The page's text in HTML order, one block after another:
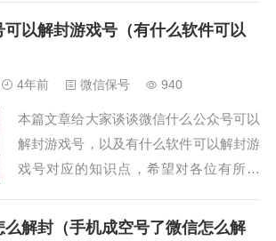
平台），现在开始吧！本文目录一览：
以解封游戏号（有什么软件可以
4年前 微信保号 940
本篇文章给大家谈谈微信什么公众号可以
解封游戏号，以及有什么软件可以解封游
戏号对应的知识点，希望对各位有所帮
览：1、微信账号被客服设置禁玩所有游
解封（手机成空号了微信怎么解